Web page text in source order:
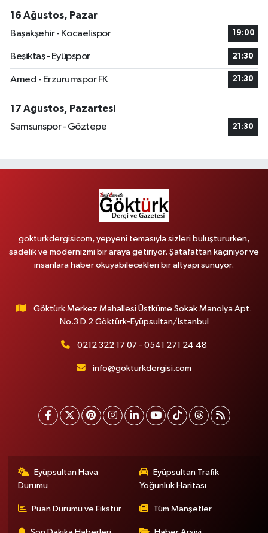
16 Ağustos, Pazar
Başakşehir - Kocaelispor
19:00
Beşiktaş - Eyüpspor 21:30
Amed - Erzurumspor FK 21:30
17 Ağustos, Pazartesi
Samsunspor - Göztepe
21:30
gokturkdergisicom, yepyeni temasıyla sizleri buluştururken,
sadelik ve modernizmi bir araya getiriyor. Şatafattan kaçınıyor ve
insanlara haber okuyabilecekleri bir altyapı sunuyor.
Göktürk Merkez Mahallesi Üstküme Sokak Manolya Apt.
No.3 D.2 Göktürk-Eyüpsultan/İstanbul
0212 322 17 07 - 0541 271 24 48
info@gokturkdergisi.com
Eyüpsultan Hava
Durumu
Eyüpsultan Trafik
Yoğunluk Haritası
Puan Durumu ve Fikstür Tüm Manşetler